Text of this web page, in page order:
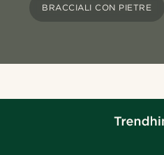
BRACCIALI CON PIETRE